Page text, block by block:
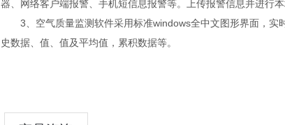
器、网络客户端报警、手机短信息报警等。上传报警信息并进行
3、空气质量监测软件采用标准windows全中文图形界面，实
史数据、值、值及平均值，累积数据等。